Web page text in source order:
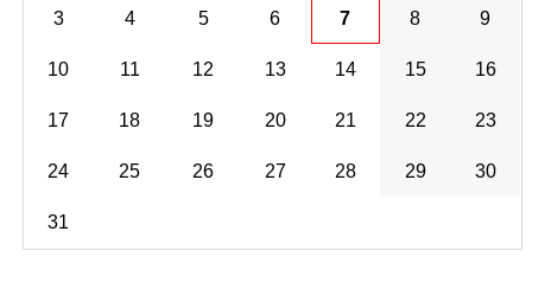
3 4 5 6 7 8 9
10 11 12 13 14 15 16
17 18 19 20 21 22 23
24 25 26 27 28 29 30
31